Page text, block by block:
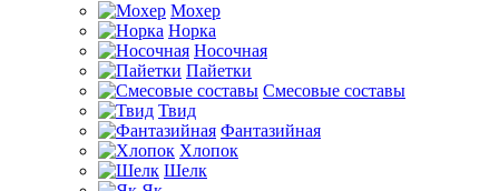
Мохер
Норка
Носочная
Пайетки
Смесовые составы
Твид
Фантазийная
Хлопок
Шелк